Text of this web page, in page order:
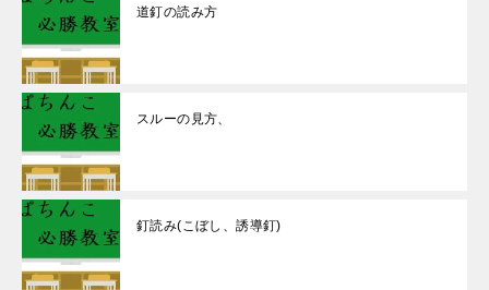
道釘の読み方
スルーの見方、
釘読み(こぼし、誘導釘)